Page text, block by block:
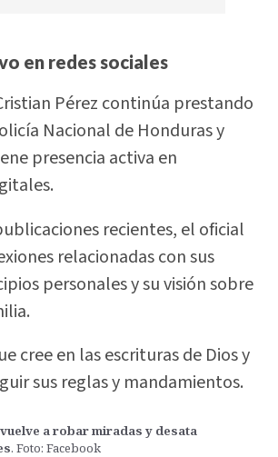
en redes sociales
Pérez continúa prestando
Nacional de Honduras y
presencia activa en
recientes, el oficial
relacionadas con sus
personales y su visión sobre
cree en las escrituras de Dios y
sus reglas y mandamientos.
a robar miradas y desata
. Foto: Facebook